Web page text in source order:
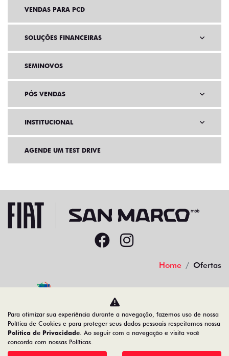
VENDAS PARA PCD
SOLUÇÕES FINANCEIRAS
SEMINOVOS
PÓS VENDAS
INSTITUCIONAL
AGENDE UM TEST DRIVE
Home Ofertas
22.204.101/0001-17
Para otimizar sua experiência durante a navegação, fazemos uso de nossa
Política de Cookies e para proteger seus dados pessoais respeitamos nossa
Política de Privacidade. Ao seguir com a navegação e visita você
concorda com nossas Políticas.